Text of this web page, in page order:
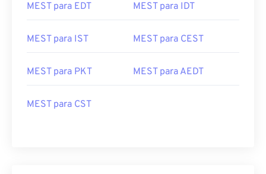
MEST para EDT MEST para IDT
MEST para IST MEST para CEST
MEST para PKT MEST para AEDT
MEST para CST